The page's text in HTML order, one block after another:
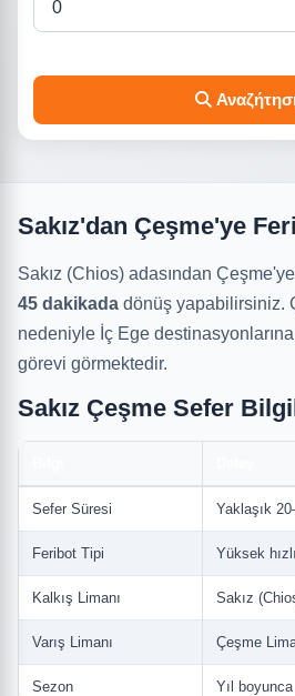
Sakız'dan Çeşme'ye
Sakız (Chios) adasından
45 dakikada dönüş yapabilirsiniz.
nedeniyle İç Ege
görevi görmektedir.
Sakız Çeşme Sefer
Sefer Süresi Yaklaşık
Feribot Tipi Yüksek
Kalkış Limanı Sakız
Varış Limanı Çeşme
Sezon Yıl boyunca